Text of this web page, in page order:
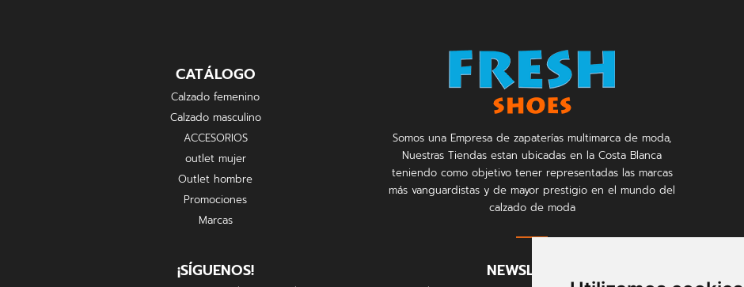
CATÁLOGO
Calzado femenino
Calzado masculino
ACCESORIOS
outlet mujer
Outlet hombre
Promociones
Marcas
Somos una Empresa de zapaterías multimarca de moda,
Nuestras Tiendas estan ubicadas en la Costa Blanca
teniendo como objetivo tener representadas las marcas
más vanguardistas y de mayor prestigio en el mundo del
calzado de moda
¡SÍGUENOS! NEWSLETTER